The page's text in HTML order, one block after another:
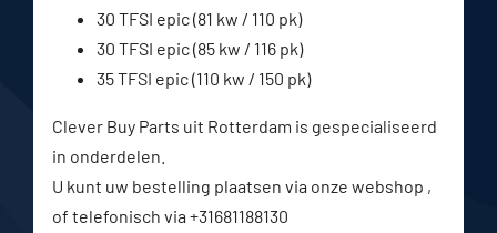
30 TFSI epic (81 kw / 110 pk)
30 TFSI epic (85 kw / 116 pk)
35 TFSI epic (110 kw / 150 pk)
Clever Buy Parts uit Rotterdam is gespecialiseerd
in onderdelen.
U kunt uw bestelling plaatsen via onze webshop ,
of telefonisch via +31681188130